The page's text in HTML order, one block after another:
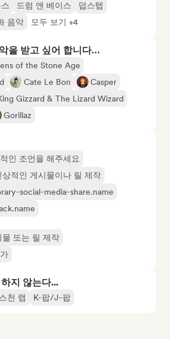
드럼 앤 베이스
덥스텝
음악 모두 보기 +4
을 받고 싶어 합니다…
of the Stone Age
Cate Le Bon
Casper
Gizzard & The Lizard Wizard
Gorillaz
인 조언을 해주세요
적인 게시물이나 릴 제작
social-media-share.name
또는 릴 제작
지 않는다...
천 랩 K-팝/J-팝